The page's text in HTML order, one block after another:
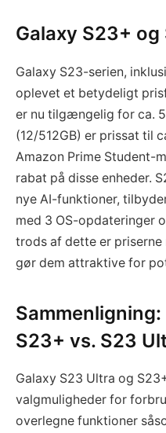
Galaxy S23+
Galaxy S23-serien,
oplevet et betydeligt
er nu tilgængelig for ca.
(12/512GB) er prissat til
Amazon Prime Student-
rabat på disse enheder.
nye AI-funktioner,
med 3 OS-opdateringer
trods af dette er
gør dem attraktive for
S23+ vs. S23
Galaxy S23 Ultra og
valgmuligheder for
overlegne funktioner